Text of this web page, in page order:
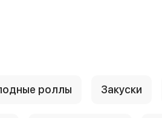
роллы Закуски